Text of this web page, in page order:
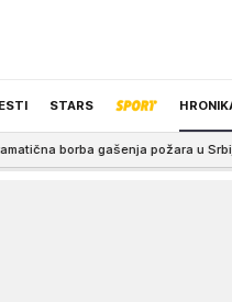
STARS
NEWS IZBOR UREDNIKA
požara u Srbiji: Vatra guta sve